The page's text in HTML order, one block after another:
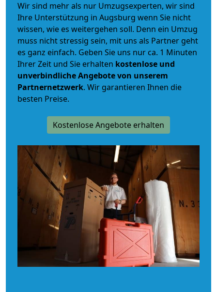
Wir sind mehr als nur Umzugsexperten, wir sind
Ihre Unterstützung in Augsburg wenn Sie nicht
wissen, wie es weitergehen soll. Denn ein Umzug
muss nicht stressig sein, mit uns als Partner geht
es ganz einfach. Geben Sie uns nur ca. 1 Minuten
Ihrer Zeit und Sie erhalten kostenlose und
unverbindlicheAngebote von unserem
Partnernetzwerk. Wir garantieren Ihnen die
besten Preise.
Kostenlose Angebote erhalten